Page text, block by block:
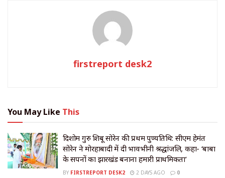
firstreport desk2
You May Like This
दिशोम गुरु शिबू सोरेन की प्रथम पुण्यतिथि: सीएम हेमंत
सोरेन ने मोरहाबादी में दी भावभीनी श्रद्धांजलि, कहा- ‘बाबा
के सपनों का झारखंड बनाना हमारी प्राथमिकता’
BY FIRSTREPORT DESK2 2 DAYS AGO 0